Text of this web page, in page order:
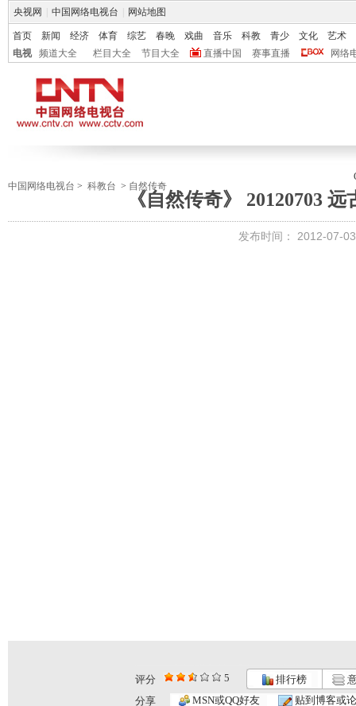
央视网 中国网络电视台 网站地图
首页 新闻 经济 体育 综艺 春晚 戏曲 音乐 科教 青少 文化
艺术
电视
频道大全 栏目大全 节目大全 直播中国 赛事直播 网络
中国网络电视台 > 科教台 > 自然传奇
《自然传奇》 20120703
发布时间： 2012-07-
评分 5 排行榜
分享
MSN或QQ好友 贴到博客或